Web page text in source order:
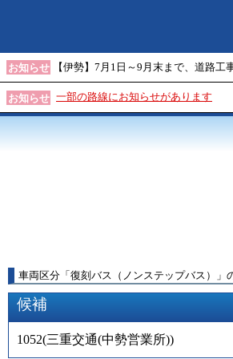
お知らせ 【伊勢】7月1日～9月末まで、道路工
お知らせ 一部の路線にお知らせがあります
車両区分 「 復刻バス（ノンステップバス） 」
候補
1052(三重交通(中勢営業所))